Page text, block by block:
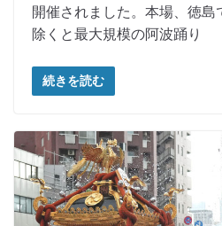
開催されました。本場、徳
除くと最大規模の阿波踊り
続きを読む